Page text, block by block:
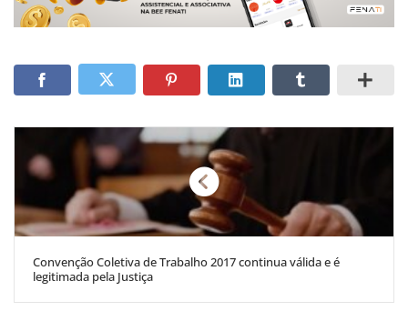
Convenção Coletiva de Trabalho 2017 continua válida e é
legitimada pela Justiça